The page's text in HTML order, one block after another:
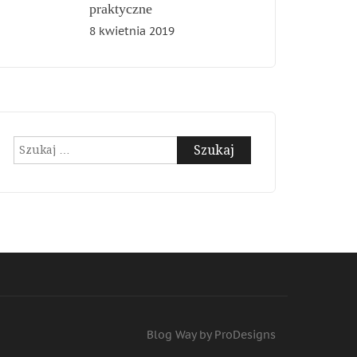
praktyczne
8 kwietnia 2019
Szukaj:
Blog Way by ProDesigns